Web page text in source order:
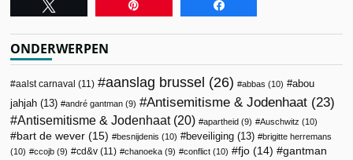
ONDERWERPEN
aalst carnaval (11) aanslag brussel (26) abbas (10)
abou
jahjah (13) andré gantman (9) Antisemitisme & Jodenhaat (23)
Antisemitisme & Jodenhaat(20) apartheid (9) Auschwitz (10)
bart de wever (15) besnijdenis (10) beveiliging (13)
brigitte herremans
(10)
ccojb (9) cd&v (11) chanoeka (9) conflict (10) fjo (14) gantman